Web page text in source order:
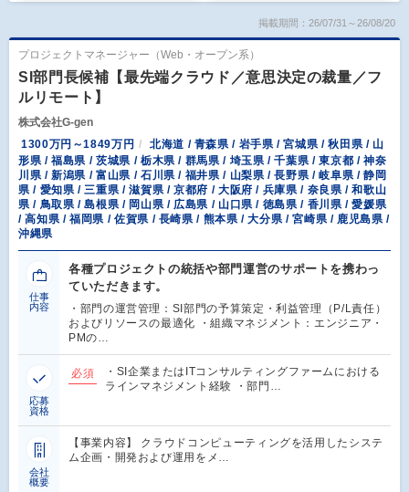
掲載期間：26/07/31～26/08/20
プロジェクトマネージャー（Web・オープン系）
SI部門長候補【最先端クラウド／意思決定の裁量／フ
ルリモート】
株式会社G-gen
1300万円～1849万円
北海道 / 青森県 / 岩手県 / 宮城県 / 秋田県 / 山
形県 / 福島県 / 茨城県 / 栃木県 / 群馬県 / 埼玉県 / 千葉県 / 東京都 / 神奈
川県 / 新潟県 / 富山県 / 石川県 / 福井県 / 山梨県 / 長野県 / 岐阜県 / 静岡
県 / 愛知県 / 三重県 / 滋賀県 / 京都府 / 大阪府 / 兵庫県 / 奈良県 / 和歌山
県 / 鳥取県 / 島根県 / 岡山県 / 広島県 / 山口県 / 徳島県 / 香川県 / 愛媛県
/ 高知県 / 福岡県 / 佐賀県 / 長崎県 / 熊本県 / 大分県 / 宮崎県 / 鹿児島県 /
沖縄県
仕事
内容
各種プロジェクトの統括や部門運営のサポートを携わっ
ていただきます。
・部門の運営管理：SI部門の予算策定・利益管理（P/L責任）
およびリソースの最適化 ・組織マネジメント：エンジニア・
PMの…
応募
資格
必須
・SI企業またはITコンサルティングファームにおける
ラインマネジメント経験 ・部門…
会社
概要
【事業内容】 クラウドコンピューティングを活用したシステ
ム企画・開発および運用をメ…